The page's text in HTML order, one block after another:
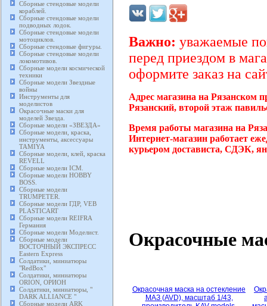
Сборные стендовые модели
кораблей.
Сборные стендовые модели
подводных лодок.
Сборные стендовые модели
мотоциклов.
Сборные стендовые фигуры.
Сборные стендовые модели
локомотивов.
Сборные модели космической
техники
Сборные модели Звездные
войны
Инструменты для
моделистов
Окрасочные маски для
моделей Звезда.
Сборные модели «ЗВЕЗДА»
Сборные модели, краска,
инструменты, аксессуары
TAMIYA
Сборные модели, клей, краска
REVELL
Сборные модели ICM.
Сборные модели HOBBY
BOSS.
Сборные модели
TRUMPETER.
Сборные модели ГДР, VEB
PLASTICART
Сборные модели REIFRA
Германия
Сборные модели Моделист.
Сборные модели
ВОСТОЧНЫЙ ЭКСПРЕСС
Eastern Express
Солдатики, миниатюры
"RedBox"
Солдатики, миниатюры
ORION, ОРИОН
Солдатики, миниатюры, "
DARK ALLIANCE "
Сборные модели ARK
Важно: уважаемые
перед приездом в
оформите заказ на
Адрес магазина на Рязанском
Рязанский, второй этаж
Время работы магазина на
Интернет-магазин работает
курьером достависта, СДЭК,
Окрасочные
Окрасочная маска на остекление
МАЗ (AVD), масштаб 1/43,